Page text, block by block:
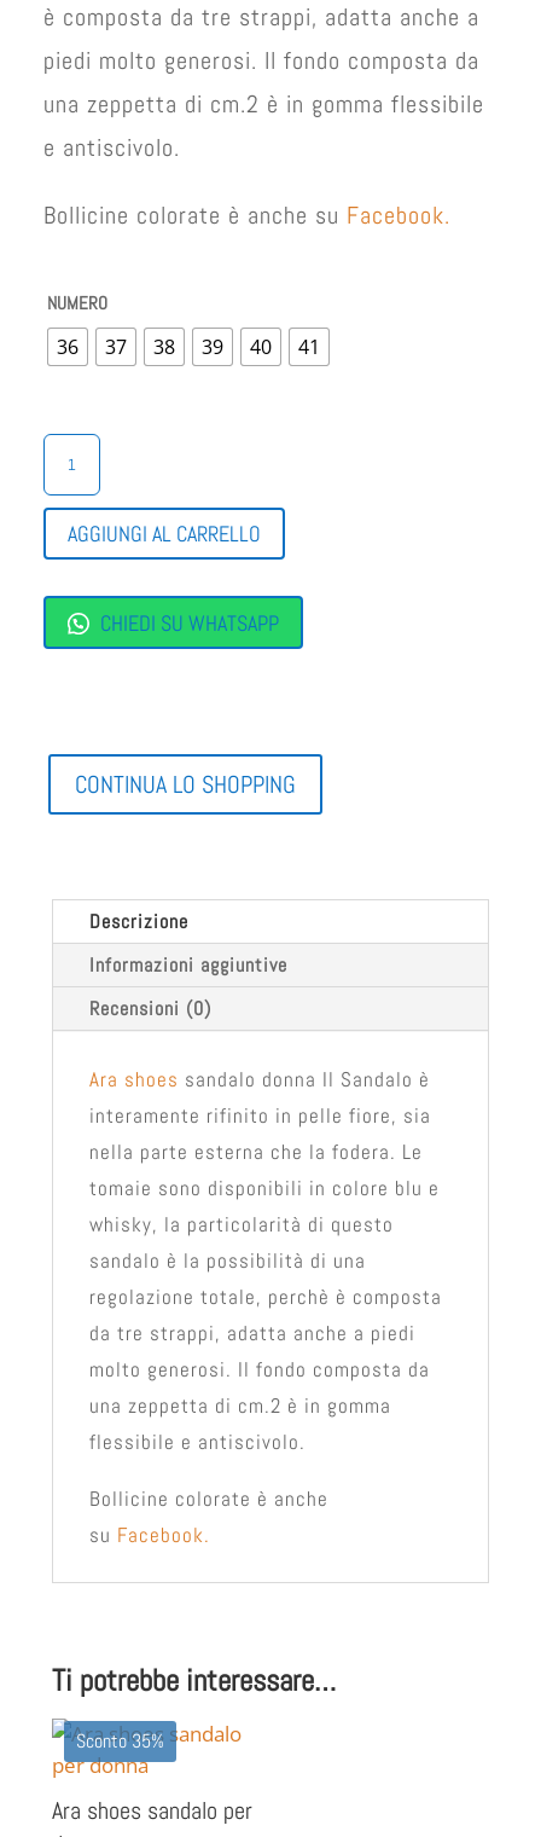
è composta da tre strappi, adatta anche a
piedi molto generosi. Il fondo composta da
una zeppetta di cm.2 è in gomma flessibile
e antiscivolo.
Bollicine colorate è anche su Facebook.
NUMERO
36 37 38 39 40 41
ARA
SHOES
SANDALO
DONNA
QUANTITÀ
AGGIUNGI AL CARRELLO
CHIEDI SU WHATSAPP
CONTINUA LO SHOPPING
Descrizione
Informazioni aggiuntive
Recensioni (0)
Ara shoes sandalo donna Il Sandalo è
interamente rifinito in pelle fiore, sia
nella parte esterna che la fodera. Le
tomaie sono disponibili in colore blu e
whisky, la particolarità di questo
sandalo è la possibilità di una
regolazione totale, perchè è composta
da tre strappi, adatta anche a piedi
molto generosi. Il fondo composta da
una zeppetta di cm.2 è in gomma
flessibile e antiscivolo.
Bollicine colorate è anche
su Facebook.
Ti potrebbe interessare…
Sconto 35%
Ara shoes sandalo per